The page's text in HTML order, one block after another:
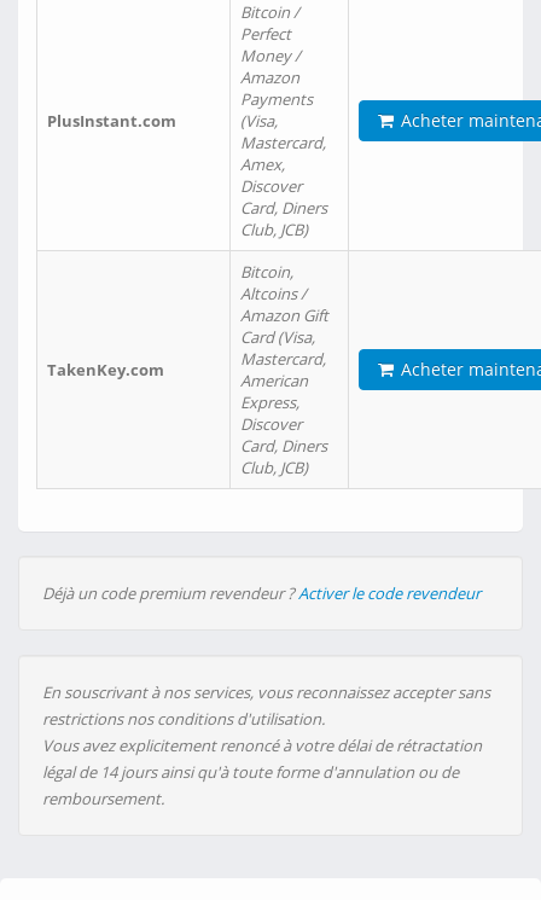
PlusInstant.com
Bitcoin /
Perfect
Money /
Amazon
Payments
(Visa,
Mastercard,
Amex,
Discover
Card, Diners
Club, JCB)
Acheter
TakenKey.com
Bitcoin,
Altcoins /
Amazon Gift
Card (Visa,
Mastercard,
American
Express,
Discover
Card, Diners
Club, JCB)
Acheter
Déjà un code premium revendeur ?Activer le code revendeur
En souscrivant à nos services, vous reconnaissez accepter sans
restrictions nos conditions d'utilisation.
Vous avez explicitement renoncé à votre délai de rétractation
légal de 14 jours ainsi qu'à toute forme d'annulation ou de
remboursement.